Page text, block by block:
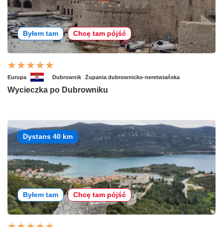
Byłem tam Chcę tam pójść
Europa Dubrownik Żupania dubrownicko-neretwiańska
Wycieczka po Dubrowniku
Dystans 40 km
Byłem tam Chcę tam pójść